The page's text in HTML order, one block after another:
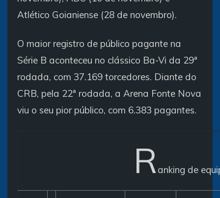
Atlético Goianiense (28 de novembro).
O maior registro de público pagante na
Série B aconteceu no clássico Ba-Vi da 29ª
rodada, com 37.169 torcedores. Diante do
CRB, pela 22ª rodada, a Arena Fonte Nova
viu o seu pior público, com 6.383 pagantes.
Ranking de